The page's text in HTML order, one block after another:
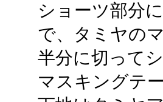
ショーツ部分
で、タミヤの
半分に切って
マスキングテ